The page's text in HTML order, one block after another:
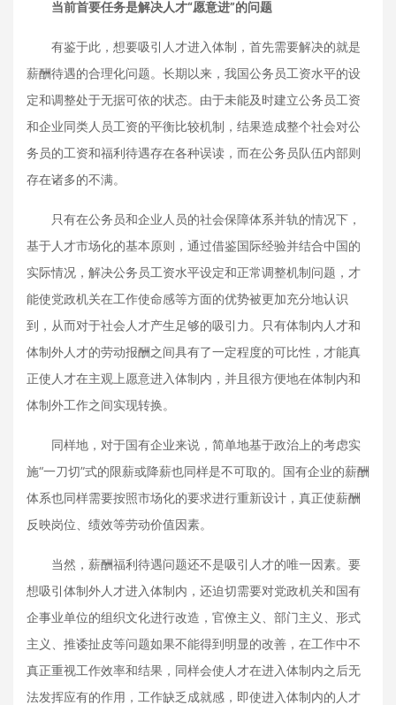
当前首要任务是解决人才“愿意进”的问题
有鉴于此，想要吸引人才进入体制，首先需要解决的就是
薪酬待遇的合理化问题。长期以来，我国公务员工资水平的设
定和调整处于无据可依的状态。由于未能及时建立公务员工资
和企业同类人员工资的平衡比较机制，结果造成整个社会对公
务员的工资和福利待遇存在各种误读，而在公务员队伍内部则
存在诸多的不满。
只有在公务员和企业人员的社会保障体系并轨的情况下，
基于人才市场化的基本原则，通过借鉴国际经验并结合中国的
实际情况，解决公务员工资水平设定和正常调整机制问题，才
能使党政机关在工作使命感等方面的优势被更加充分地认识
到，从而对于社会人才产生足够的吸引力。只有体制内人才和
体制外人才的劳动报酬之间具有了一定程度的可比性，才能真
正使人才在主观上愿意进入体制内，并且很方便地在体制内和
体制外工作之间实现转换。
同样地，对于国有企业来说，简单地基于政治上的考虑实
施“一刀切”式的限薪或降薪也同样是不可取的。国有企业的薪酬
体系也同样需要按照市场化的要求进行重新设计，真正使薪酬
反映岗位、绩效等劳动价值因素。
当然，薪酬福利待遇问题还不是吸引人才的唯一因素。要
想吸引体制外人才进入体制内，还迫切需要对党政机关和国有
企事业单位的组织文化进行改造，官僚主义、部门主义、形式
主义、推诿扯皮等问题如果不能得到明显的改善，在工作中不
真正重视工作效率和结果，同样会使人才在进入体制内之后无
法发挥应有的作用，工作缺乏成就感，即使进入体制内的人才